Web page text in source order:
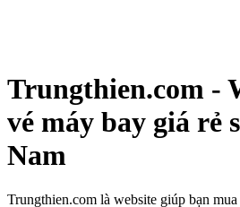
Trungthien.com -
vé máy bay giá rẻ
Nam
Trungthien.com là website giúp bạn